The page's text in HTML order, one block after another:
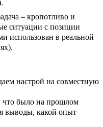
– кропотливо и
ситуации с позиции
использован в реальной
настрой на совместную
что было на прошлом
выводы, какой опыт